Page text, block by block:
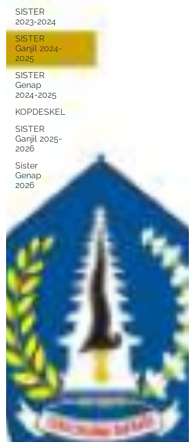
SISTER
2023-2024
SISTER
Ganjil 2024-
2025
SISTER
Genap
2024-2025
KOPDESKEL
SISTER
Ganjil 2025-
2026
Sister
Genap
2026